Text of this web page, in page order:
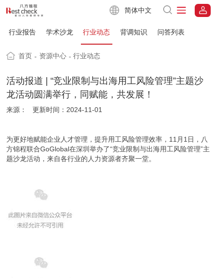
简体中文
行业报告 学术沙龙 行业动态 背调知识 问答列表
首页 - 资源中心 - 行业动态
活动报道 | “竞业限制与出海用工风险管理”主题沙
龙活动圆满举行，同赋能，共发展！
来源： 更新时间：2024-11-01
为更好地赋能企业人才管理，提升用工风险管理效率，11月1日，八
方锦程联合GoGlobal在深圳举办了“竞业限制与出海用工风险管理”主
题沙龙活动，来自各行业的人力资源者齐聚一堂。